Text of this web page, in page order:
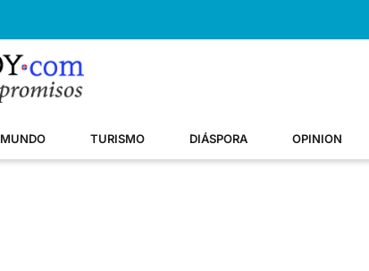
MUNDO TURISMO DIÁSPORA OPINION